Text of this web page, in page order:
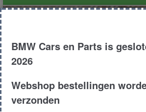
BMW Cars en Parts is
2026
Webshop bestellingen
verzonden